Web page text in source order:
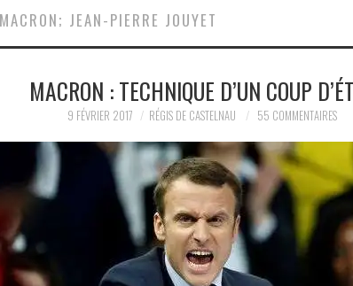
JEAN-PIERRE JOUYET
MACRON : TECHNIQUE D’UN COUP
9 FÉVRIER 2017 RÉGIS DE CASTELNAU 55 COMMENTAIRES